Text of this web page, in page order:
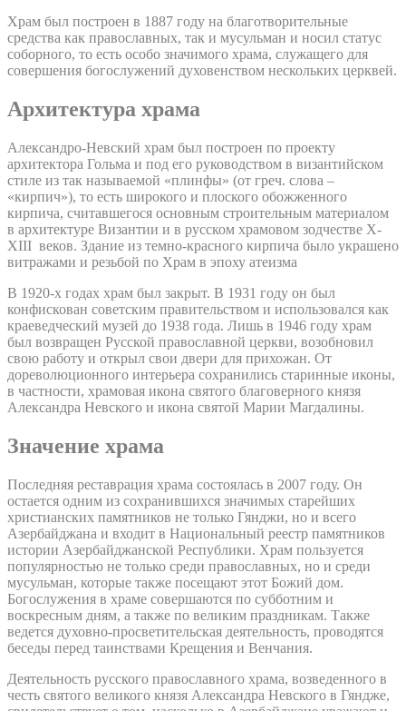
Храм был построен в 1887 году на благотворительные
средства как православных, так и мусульман и носил статус
соборного, то есть особо значимого храма, служащего для
совершения богослужений духовенством нескольких церквей.
Архитектура храма
Александро-Невский храм был построен по проекту
архитектора Гольма и под его руководством в византийском
стиле из так называемой «плинфы» (от греч. слова –
«кирпич»), то есть широкого и плоского обожженного
кирпича, считавшегося основным строительным материалом
в архитектуре Византии и в русском храмовом зодчестве X-
XIII веков. Здание из темно-красного кирпича было украшено
витражами и резьбой по Храм в эпоху атеизма
В 1920-х годах храм был закрыт. В 1931 году он был
конфискован советским правительством и использовался как
краеведческий музей до 1938 года. Лишь в 1946 году храм
был возвращен Русской православной церкви, возобновил
свою работу и открыл свои двери для прихожан. От
дореволюционного интерьера сохранились старинные иконы,
в частности, храмовая икона святого благоверного князя
Александра Невского и икона святой Марии Магдалины.
Значение храма
Последняя реставрация храма состоялась в 2007 году. Он
остается одним из сохранившихся значимых старейших
христианских памятников не только Гянджи, но и всего
Азербайджана и входит в Национальный реестр памятников
истории Азербайджанской Республики. Храм пользуется
популярностью не только среди православных, но и среди
мусульман, которые также посещают этот Божий дом.
Богослужения в храме совершаются по субботним и
воскресным дням, а также по великим праздникам. Также
ведется духовно-просветительская деятельность, проводятся
беседы перед таинствами Крещения и Венчания.
Деятельность русского православного храма, возведенного в
честь святого великого князя Александра Невского в Гяндже,